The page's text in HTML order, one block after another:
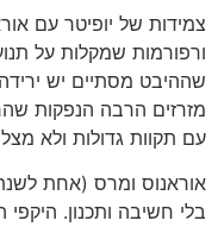
צמידות של יופיטר עם
ורפורמות שמקלות על
שההיבט מסתיים יש
מזרזים הרבה הנפקות
עם תקוות גדולות ולא
אוראנוס ומרס (אחת
בלי חשיבה ותכנון.